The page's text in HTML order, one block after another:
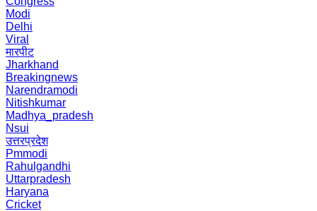
Modi
Delhi
Viral
मारपीट
Jharkhand
Breakingnews
Narendramodi
Nitishkumar
Madhya_pradesh
Nsui
उत्तरप्रदेश
Pmmodi
Rahulgandhi
Uttarpradesh
Haryana
Cricket